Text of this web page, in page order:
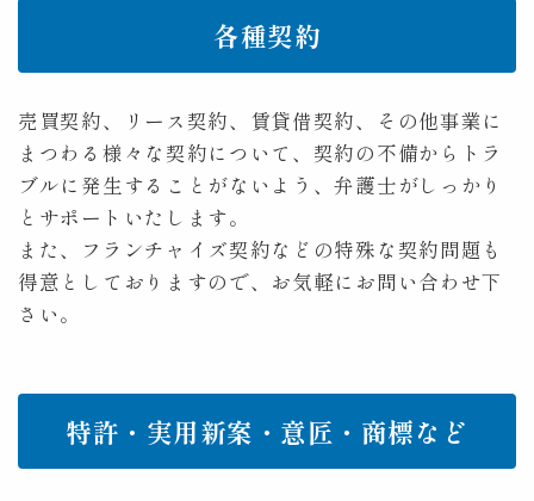
各種契約
売買契約、リース契約、賃貸借契約、その他事業に
まつわる様々な契約について、契約の不備からトラ
ブルに発生することがないよう、弁護士がしっかり
とサポートいたします。
また、フランチャイズ契約などの特殊な契約問題も
得意としておりますので、お気軽にお問い合わせ下
さい。
特許・実用新案・意匠・商標など